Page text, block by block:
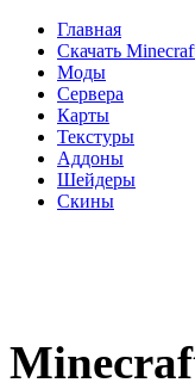
Главная
Скачать
Моды
Сервера
Карты
Текстуры
Аддоны
Шейдеры
Скины